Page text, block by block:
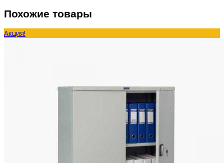
Похожие товары
Акция!